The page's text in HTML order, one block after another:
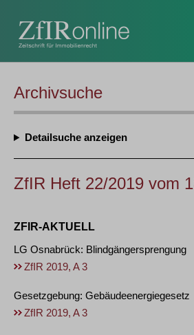
Archivsuche
Detailsuche
ZfIR Heft 22/2019 vom
ZFIR-AKTUELL
LG Osnabrück: Blindgängersprengung
ZfIR 2019, A 3
Gesetzgebung: Gebäudeenergiegesetz
ZfIR 2019, A 3